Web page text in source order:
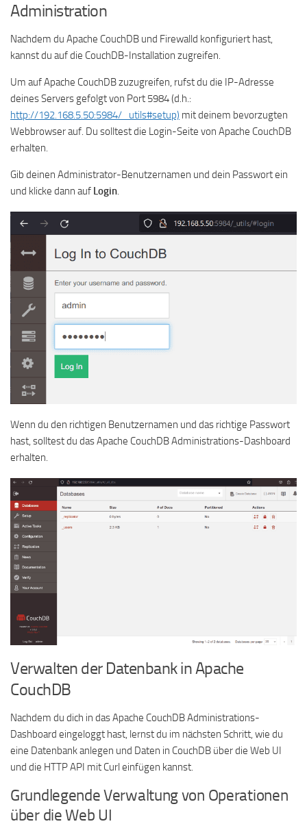
Administration
Nachdem du Apache CouchDB und Firewalld konfiguriert hast,
kannst du auf die CouchDB-Installation zugreifen.
Um auf Apache CouchDB zuzugreifen, rufst du die IP-Adresse
deines Servers gefolgt von Port 5984 (d.h.:
http://192.168.5.50:5984/_utils#setup) mit deinem bevorzugten
Webbrowser auf. Du solltest die Login-Seite von Apache CouchDB
erhalten.
Gib deinen Administrator-Benutzernamen und dein Passwort ein
und klicke dann auf Login.
Wenn du den richtigen Benutzernamen und das richtige Passwort
hast, solltest du das Apache CouchDB Administrations-Dashboard
erhalten.
Verwalten der Datenbank in Apache
CouchDB
Nachdem du dich in das Apache CouchDB Administrations-
Dashboard eingeloggt hast, lernst du im nächsten Schritt, wie du
eine Datenbank anlegen und Daten in CouchDB über die Web UI
und die HTTP API mit Curl einfügen kannst.
Grundlegende Verwaltung von Operationen
über die Web UI